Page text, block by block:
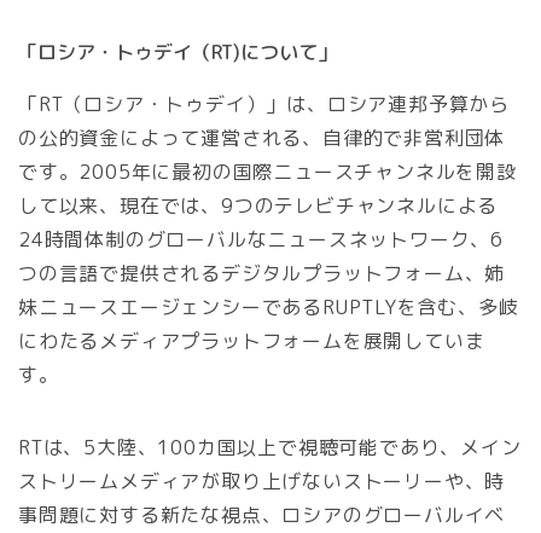
「ロシア・トゥデイ（RT)について」
「RT（ロシア・トゥデイ）」は、ロシア連邦予算から
の公的資金によって運営される、自律的で非営利団体
です。2005年に最初の国際ニュースチャンネルを開設
して以来、現在では、9つのテレビチャンネルによる
24時間体制のグローバルなニュースネットワーク、6
つの言語で提供されるデジタルプラットフォーム、姉
妹ニュースエージェンシーであるRUPTLYを含む、多岐
にわたるメディアプラットフォームを展開していま
す。
RTは、5大陸、100カ国以上で視聴可能であり、メイン
ストリームメディアが取り上げないストーリーや、時
事問題に対する新たな視点、ロシアのグローバルイベ